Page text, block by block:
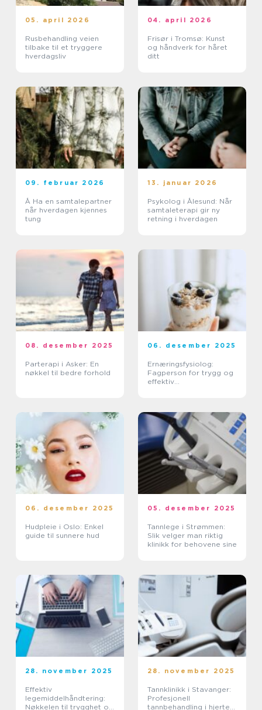
05. april 2026
Rusbehandling veien
tilbake til et tryggere
hverdagsliv
04. april 2026
Frisør i Tromsø: Kunst
og håndverk for håret
ditt
09. februar 2026
Å Ha en samtalepartner
når hverdagen kjennes
tung
13. januar 2026
Psykolog i Ålesund: Når
samtaleterapi gir ny
retning i hverdagen
08. desember 2025
Parterapi i Asker: En
nøkkel til bedre forhold
06. desember 2025
Ernæringsfysiolog:
Fagperson for trygg og
effektiv
06. desember 2025
Hudpleie i Oslo: Enkel
guide til sunnere hud
05. desember 2025
Tannlege i Strømmen:
Slik velger man riktig
klinikk for behovene sine
28. november 2025
Effektiv
legemiddelhåndtering:
Nøkkelen til trygghet og
28. november 2025
Tannklinikk i Stavanger:
Profesjonell
tannbehandling i hjertet